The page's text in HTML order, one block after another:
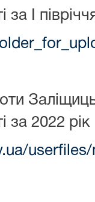
за І
за 2022 рік